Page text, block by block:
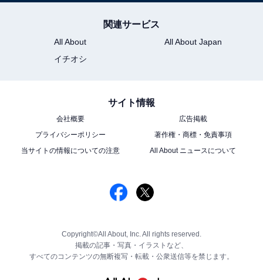
関連サービス
All About
All About Japan
イチオシ
サイト情報
会社概要
広告掲載
プライバシーポリシー
著作権・商標・免責事項
当サイトの情報についての注意
All About ニュースについて
Copyright©All About, Inc. All rights reserved.
掲載の記事・写真・イラストなど、
すべてのコンテンツの無断複写・転載・公衆送信等を禁じます。